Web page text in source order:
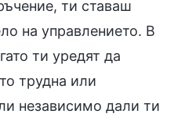
ти ставаш
на управлението. В
ти уредят да
трудна или
независимо дали ти